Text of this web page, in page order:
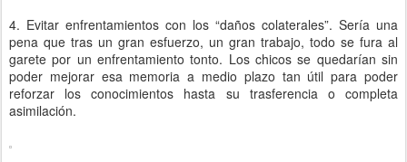
4. Evitar enfrentamientos con los “daños colaterales”. Sería una
pena que tras un gran esfuerzo, un gran trabajo, todo se fura al
garete por un enfrentamiento tonto. Los chicos se quedarían sin
poder mejorar esa memoria a medio plazo tan útil para poder
reforzar los conocimientos hasta su trasferencia o completa
asimilación.